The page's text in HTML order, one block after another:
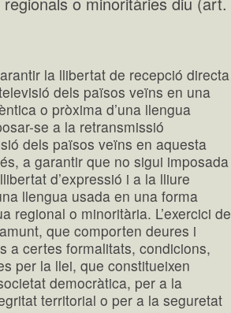
la llibertat de recepció directa
dels països veïns en una
o pròxima d’una llengua
se a la retransmissió
dels països veïns en aquesta
a garantir que no sigui imposada
d’expressió i a la lliure
llengua usada en una forma
regional o minoritària. L’exercici de
que comporten deures i
a certes formalitats, condicions,
per la llei, que constitueixen
democràtica, per a la
territorial o per a la seguretat